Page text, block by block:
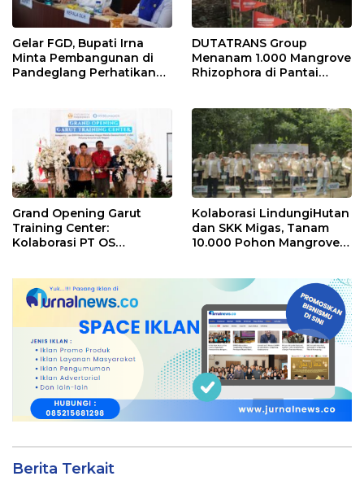
Gelar FGD, Bupati Irna
Minta Pembangunan di
Pandeglang Perhatikan
DUTATRANS Group
Menanam 1.000 Mangrove
Rhizophora di Pantai
Grand Opening Garut
Training Center:
Kolaborasi PT OS
untuk Program
Pengembangan SDM ke
Kolaborasi LindungiHutan
dan SKK Migas, Tanam
10.000 Pohon Mangrove
Berita Terkait